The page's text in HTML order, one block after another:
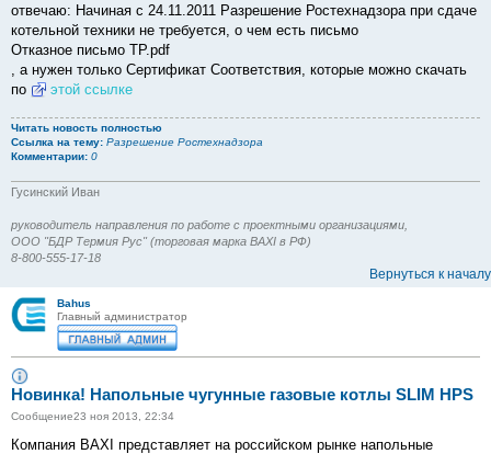
отвечаю: Начиная с 24.11.2011 Разрешение Ростехнадзора при сдаче
котельной техники не требуется, о чем есть письмо
Отказное письмо ТР.pdf
, а нужен только Сертификат Соответствия, которые можно скачать
по
этой ссылке
Читать новость полностью
Ссылка на тему: Разрешение Ростехнадзора
Комментарии: 0
Гусинский Иван
руководитель направления по работе с проектными организациями,
ООО "БДР Термия Рус" (торговая марка BAXI в РФ)
8-800-555-17-18
Вернуться к началу
Bahus
Главный администратор
Новинка! Напольные чугунные газовые котлы SLIM HPS
Сообщение23 ноя 2013, 22:34
Компания BAXI представляет на российском рынке напольные